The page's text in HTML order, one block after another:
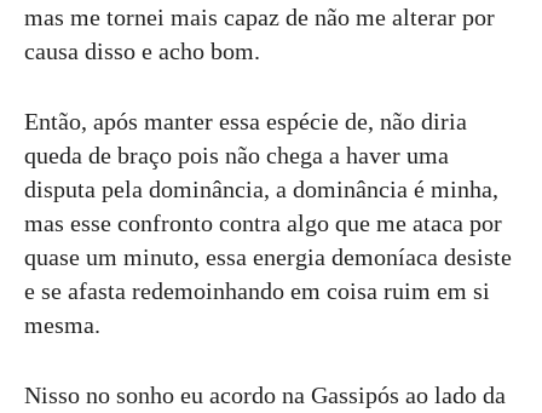
mas me tornei mais capaz de não me alterar por
causa disso e acho bom.
Então, após manter essa espécie de, não diria
queda de braço pois não chega a haver uma
disputa pela dominância, a dominância é minha,
mas esse confronto contra algo que me ataca por
quase um minuto, essa energia demoníaca desiste
e se afasta redemoinhando em coisa ruim em si
mesma.
Nisso no sonho eu acordo na Gassipós ao lado da